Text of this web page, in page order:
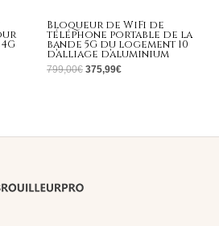
Bloqueur de WiFi de
téléphone portable de la
bande 5G du logement 10
d’alliage d’aluminium
799,00€ 375,99€